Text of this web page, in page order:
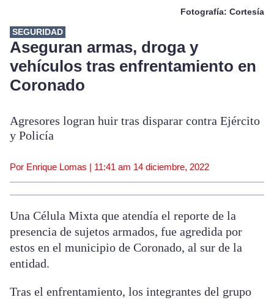
Fotografía: Cortesía
SEGURIDAD
Aseguran armas, droga y
vehículos tras enfrentamiento en
Coronado
Agresores logran huir tras disparar contra Ejército
y Policía
Por Enrique Lomas | 11:41 am 14 diciembre, 2022
Una Célula Mixta que atendía el reporte de la
presencia de sujetos armados, fue agredida por
estos en el municipio de Coronado, al sur de la
entidad.
Tras el enfrentamiento, los integrantes del grupo